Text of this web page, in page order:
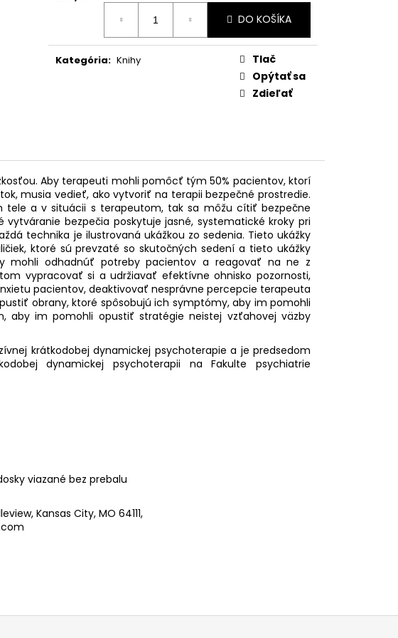
Jednotková
DO KOŠÍKA
Kategória: Knihy
Tlač
Opýtať sa
Zdieľať
Aby terapeuti mohli pomôcť tým 50% pacientov, ktorí
musia vedieť, ako vytvoriť na terapii bezpečné prostredie.
tele a v situácii s terapeutom, tak sa môžu cítiť bezpečne
bezpečia poskytuje jasné, systematické kroky pri
technika je ilustrovaná ukážkou zo sedenia. Tieto ukážky
ktoré sú prevzaté so skutočných sedení a tieto ukážky
mohli odhadnúť potreby pacientov a reagovať na ne z
vypracovať si a udržiavať efektívne ohnisko pozornosti,
pacientov, deaktivovať nesprávne percepcie terapeuta
obrany, ktoré spôsobujú ich symptómy, aby im pomohli
aby im pomohli opustiť stratégie neistej vzťahovej väzby
krátkodobej dynamickej psychoterapie a je predsedom
dynamickej psychoterapii na Fakulte psychiatrie
viazané bez prebalu
Kansas City, MO 64111,
OSTROV SACHALIN